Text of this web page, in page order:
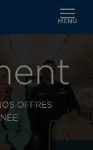
MENU
OFFRES